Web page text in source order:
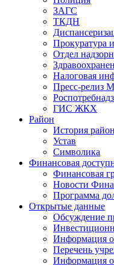
ЗАГС
ТКДН
Прокуратура
Отдел
Налоговая
Пресс-
ГИС ЖКХ
Район
История
Устав
Символика
Финансовая
Финансовая
Новости
Программа
Открытые данные
Обсуждение
Информация о
Перечень
Информация